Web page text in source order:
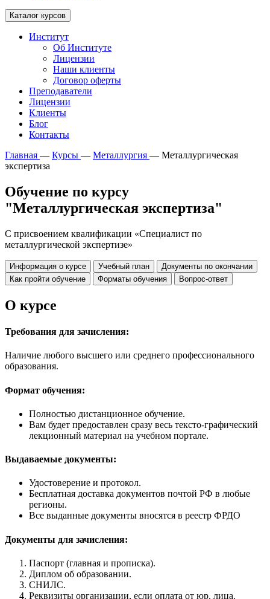
Каталог курсов
Институт
Об Институте
Лицензии
Наши клиенты
Договор оферты
Преподаватели
Лицензии
Клиенты
Блог
Контакты
Главная — Курсы — Металлургия — Металлургическая
экспертиза
Обучение по курсу
"Металлургическая экспертиза"
С присвоением квалификации «Специалист по
металлургической экспертизе»
Информация о курсе Учебный план
Документы по окончании
Как пройти обучение
Форматы обучения Вопрос-ответ
О курсе
Требования для зачисления:
Наличие любого высшего или среднего профессионального
образования.
Формат обучения:
Полностью дистанционное обучение.
Вам будет предоставлен сразу весь тексто-графический
лекционный материал на учебном портале.
Выдаваемые документы:
Удостоверение и протокол.
Бесплатная доставка документов почтой РФ в любые
регионы.
Все выданные документы вносятся в реестр ФРДО
Документы для зачисления:
Паспорт (главная и прописка).
Диплом об образовании.
СНИЛС.
Реквизиты организации, если оплата от юр. лица.